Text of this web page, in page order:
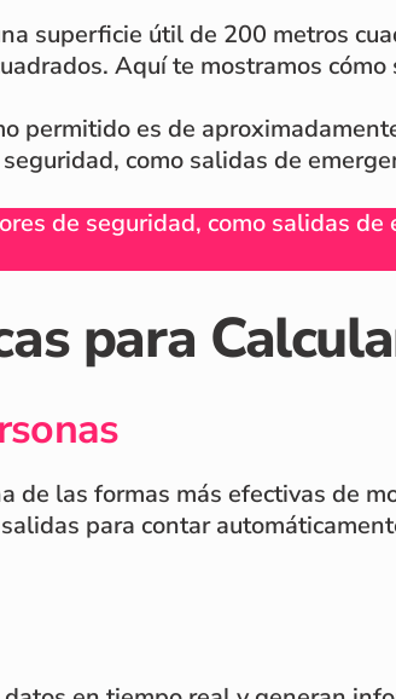
superficie útil de 200 metros
Aquí te mostramos cómo
permitido es de
como salidas de
de seguridad, como salidas de
para
de las formas más efectivas de
para contar